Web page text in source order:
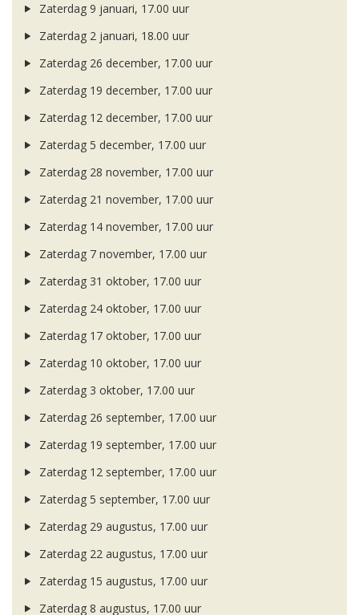
Zaterdag 9 januari, 17.00 uur
Zaterdag 2 januari, 18.00 uur
Zaterdag 26 december, 17.00 uur
Zaterdag 19 december, 17.00 uur
Zaterdag 12 december, 17.00 uur
Zaterdag 5 december, 17.00 uur
Zaterdag 28 november, 17.00 uur
Zaterdag 21 november, 17.00 uur
Zaterdag 14 november, 17.00 uur
Zaterdag 7 november, 17.00 uur
Zaterdag 31 oktober, 17.00 uur
Zaterdag 24 oktober, 17.00 uur
Zaterdag 17 oktober, 17.00 uur
Zaterdag 10 oktober, 17.00 uur
Zaterdag 3 oktober, 17.00 uur
Zaterdag 26 september, 17.00 uur
Zaterdag 19 september, 17.00 uur
Zaterdag 12 september, 17.00 uur
Zaterdag 5 september, 17.00 uur
Zaterdag 29 augustus, 17.00 uur
Zaterdag 22 augustus, 17.00 uur
Zaterdag 15 augustus, 17.00 uur
Zaterdag 8 augustus, 17.00 uur